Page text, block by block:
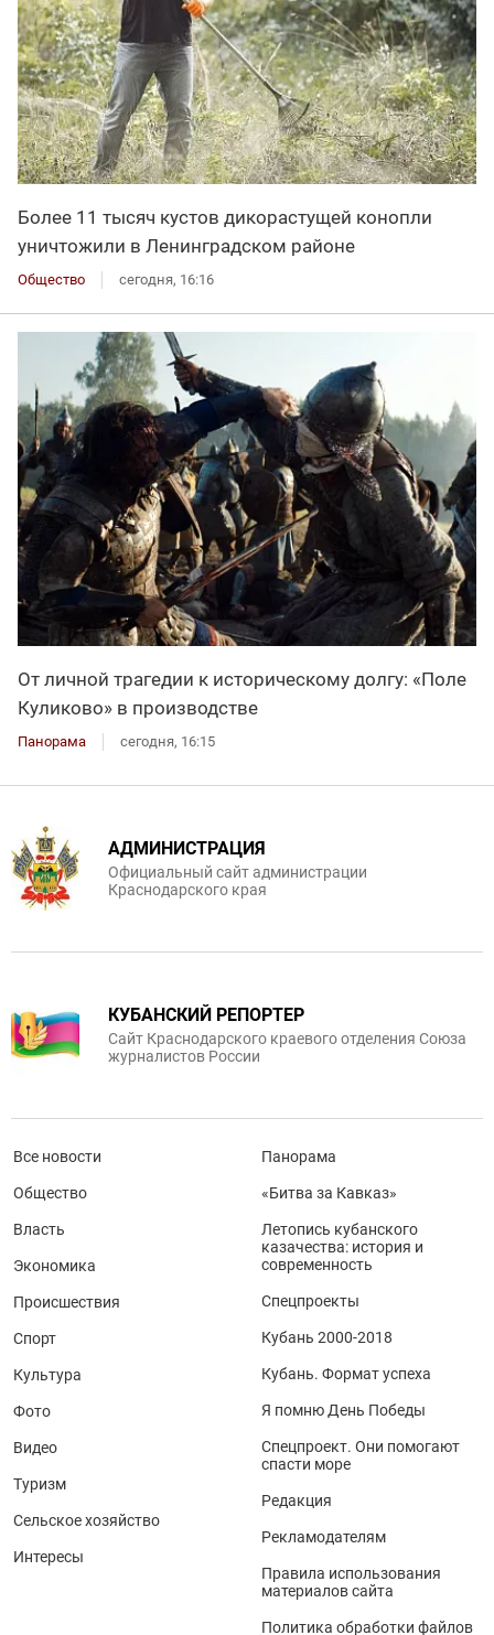
Более 11 тысяч кустов дикорастущей конопли
уничтожили в Ленинградском районе
Общество сегодня, 16:16
От личной трагедии к историческому долгу: «Поле
Куликово» в производстве
Панорама сегодня, 16:15
АДМИНИСТРАЦИЯ
Официальный сайт администрации
Краснодарского края
КУБАНСКИЙ РЕПОРТЕР
Сайт Краснодарского краевого отделения Союза
журналистов России
Все новости
Общество
Власть
Экономика
Происшествия
Спорт
Культура
Фото
Видео
Туризм
Сельское хозяйство
Интересы
Панорама
«Битва за Кавказ»
Летопись кубанского
казачества: история и
современность
Спецпроекты
Кубань 2000-2018
Кубань. Формат успеха
Я помню День Победы
Спецпроект. Они помогают
спасти море
Редакция
Рекламодателям
Правила использования
материалов сайта
Политика обработки файлов